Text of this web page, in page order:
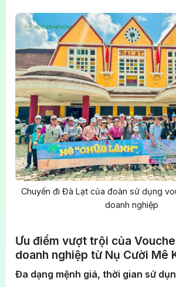
Chuyến đi Đà Lạt của đoàn sử dụng
doanh nghiệp
Ưu điểm vượt trội của
doanh nghiệp từ Nụ Cười Mê
Đa dạng mệnh giá, thời gian sử